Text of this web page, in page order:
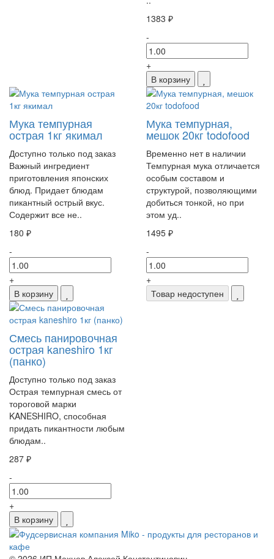
1383 ₽
-
+
В корзину
Мука темпурная
острая 1кг якимал
Доступно только под заказ
Важный ингредиент
приготовления японских
блюд. Придает блюдам
пикантный острый вкус.
Содержит все не..
180 ₽
-
+
В корзину
Мука темпурная,
мешок 20кг todofood
Временно нет в наличии
Темпурная мука отличается
особым составом и
структурой, позволяющими
добиться тонкой, но при
этом уд..
1495 ₽
-
+
Товар недоступен
Смесь панировочная
острая kaneshiro 1кг
(панко)
Доступно только под заказ
Острая темпурная смесь от
тороговой марки
KANESHIRO, способная
придать пикантности любым
блюдам..
287 ₽
-
+
В корзину